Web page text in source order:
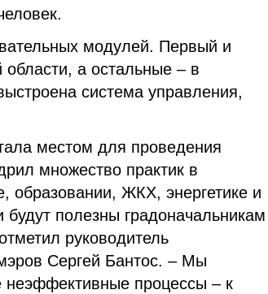
модулей. Первый и
а остальные – в
система управления,
местом для проведения
множество практик в
образовании, ЖКХ, энергетике и
полезны градоначальникам
руководитель
Сергей Бантос. – Мы
неэффективные процессы – к